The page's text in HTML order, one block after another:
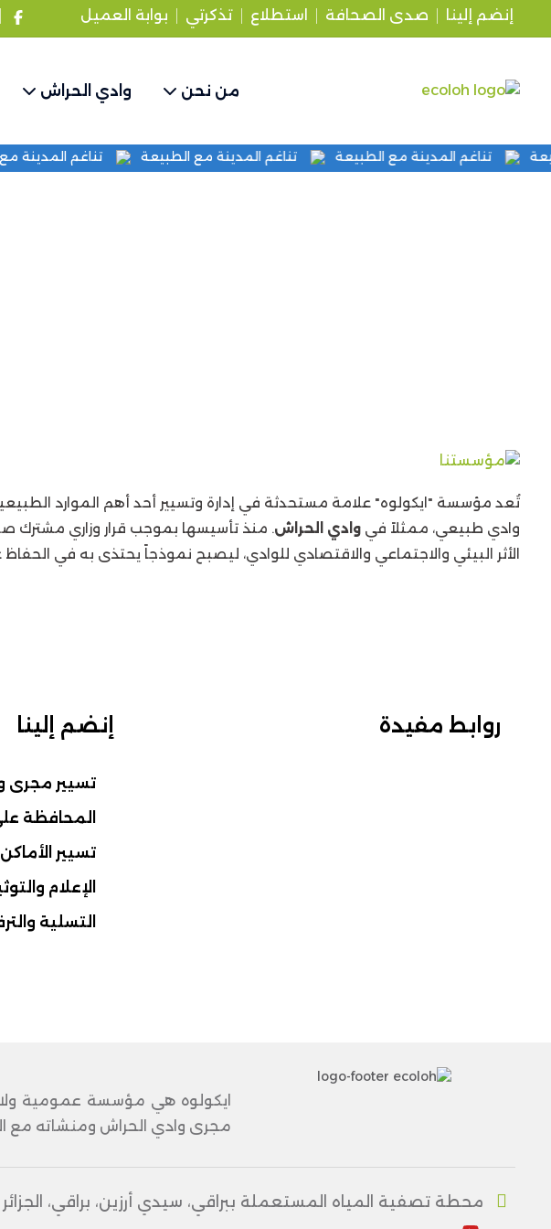
إنضم إلينا صدى الصحافة استطلاع تذكرتي بوابة العميل
من نحن وادي الحراش
تناغم المدينة مع الطبيعة تناغم المدينة مع الطبيعة تناغم
تُعد مؤسسة "ايكولوه" علامة مستحدثة في إدارة وتسيير أحد أهم الموارد
وادي طبيعي، ممثلاً في وادي الحراش
الأثر البيئي والاجتماعي والاقتصادي للوادي، ليصبح نموذجاً يحتذى به في
روابط مفيدة إنضم إلينا
تسيير مجرى
المحافظة
تسيير
الإعلام
التسلية
ايكولوه هي مؤسسة عمومية
مجرى وادي الحراش ومنشاته مع
محطة تصفية المياه المستعملة ببراقي، سيدي أرزين، براقي، الجزائر